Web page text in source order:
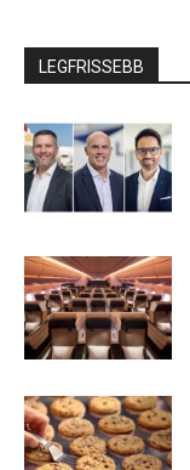
LEGFRISSEBB